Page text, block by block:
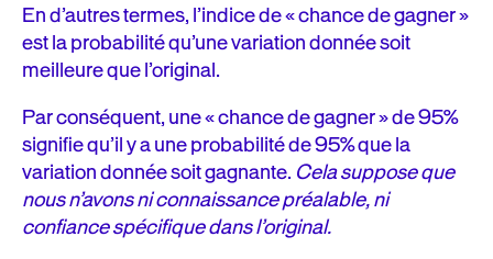
En d’autres termes, l’indice de « chance de gagner »
est la probabilité qu’une variation donnée soit
meilleure que l’original.
Par conséquent, une « chance de gagner » de 95%
signifie qu’il y a une probabilité de 95% que la
variation donnée soit gagnante.Cela suppose que
nous n’avons ni connaissance préalable, ni
confiance spécifique dans l’original.